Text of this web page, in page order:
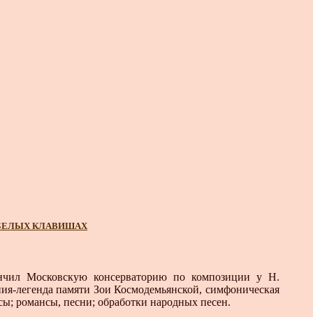
БЕЛЫХ КЛАВИШАХ
Московскую консерваторию по композиции у Н.
легенда памяти Зои Космодемьянской, симфоническая
роман­сы, песни; обработки народных песен.